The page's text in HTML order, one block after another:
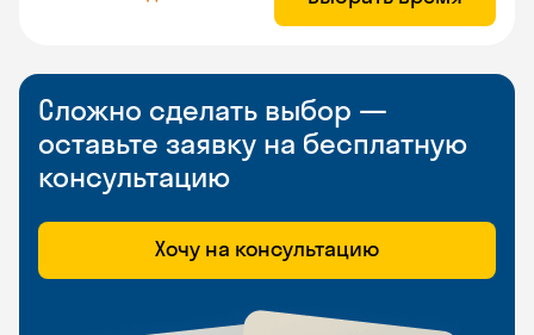
Сложно сделать выбор —
оставьте заявку на бесплатную
консультацию
Хочу на консультацию